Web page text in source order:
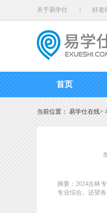
关于易学仕 好老
首页
当前位置： 易学仕在线>
摘要：2024吉林
专业综合。还望